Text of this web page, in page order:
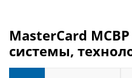
MasterCard
системы,